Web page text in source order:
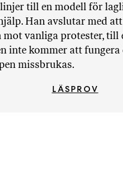
till en modell för
Han avslutar med
mot vanliga protester, till
inte kommer att fungera
missbrukas.
LÄSPROV